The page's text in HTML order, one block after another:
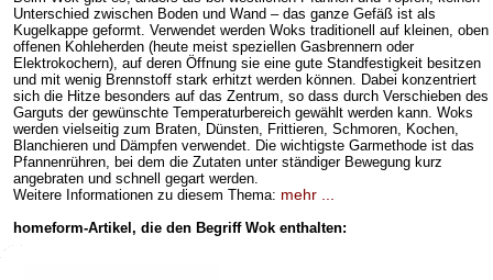
Unterschied zwischen Boden und Wand – das ganze Gefäß ist als
Kugelkappe geformt. Verwendet werden Woks traditionell auf kleinen, oben
offenen Kohleherden (heute meist speziellen Gasbrennern oder
Elektrokochern), auf deren Öffnung sie eine gute Standfestigkeit besitzen
und mit wenig Brennstoff stark erhitzt werden können. Dabei konzentriert
sich die Hitze besonders auf das Zentrum, so dass durch Verschieben des
Garguts der gewünschte Temperaturbereich gewählt werden kann. Woks
werden vielseitig zum Braten, Dünsten, Frittieren, Schmoren, Kochen,
Blanchieren und Dämpfen verwendet. Die wichtigste Garmethode ist das
Pfannenrühren, bei dem die Zutaten unter ständiger Bewegung kurz
angebraten und schnell gegart werden.
Weitere Informationen zu diesem Thema: mehr ...
homeform-Artikel, die den Begriff Wok enthalten: